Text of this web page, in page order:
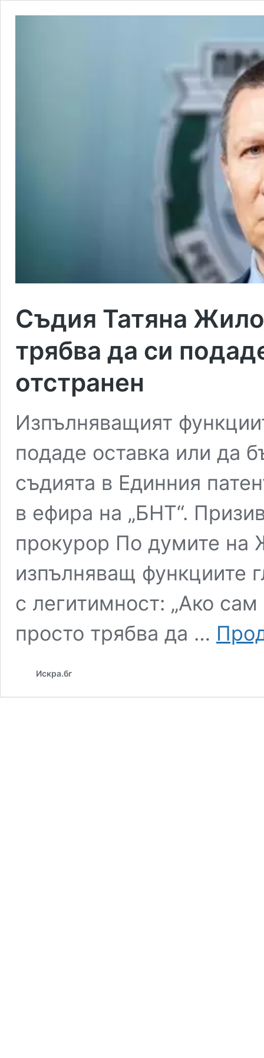
Съдия Татяна
трябва да си
отстранен
Изпълняващият
подаде оставка или да
съдията в Единния
в ефира на „БНТ“.
прокурор По думите на
изпълняващ функциите
с легитимност: „Ако
просто трябва да …
Искра.бг